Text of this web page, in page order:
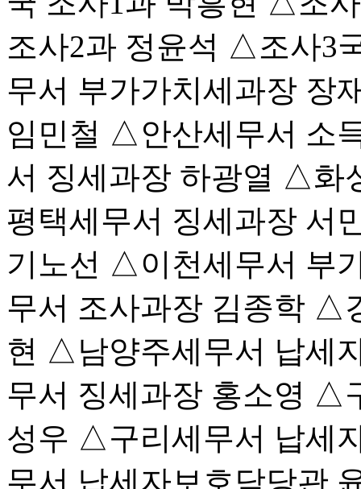
조사2과 정윤석 △조사3
무서 부가가치세과장 장
임민철 △안산세무서 소
서 징세과장 하광열 △화
평택세무서 징세과장 서
기노선 △이천세무서 부
무서 조사과장 김종학 △
현 △남양주세무서 납세
무서 징세과장 홍소영 △
성우 △구리세무서 납세
무서 납세자보호담당관